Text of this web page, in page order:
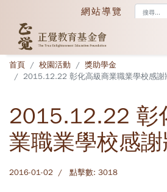
網站導覽
首頁 校園活動
獎助學金
2015.12.22 彰化高級商業職業學校感謝
2015.12.22 彰
業職業學校感
2016-01-02 點擊數: 3018